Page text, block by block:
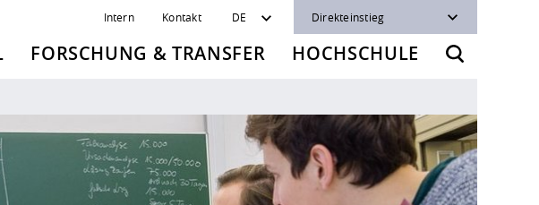
Intern Kontakt DE Direkteinstieg
FORSCHUNG & TRANSFER HOCHSCHULE